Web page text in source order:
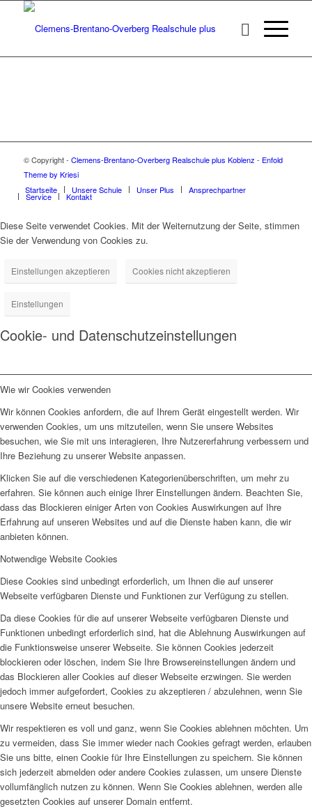
© Copyright - Clemens-Brentano-Overberg Realschule plus Koblenz - Enfold
Theme by Kriesi
Startseite
Unsere Schule Unser Plus Ansprechpartner
Service Kontakt
Diese Seite verwendet Cookies. Mit der Weiternutzung der Seite, stimmen
Sie der Verwendung von Cookies zu.
Einstellungen akzeptieren Cookies nicht akzeptieren
Einstellungen
Cookie- und Datenschutzeinstellungen
Wie wir Cookies verwenden
Wir können Cookies anfordern, die auf Ihrem Gerät eingestellt werden. Wir
verwenden Cookies, um uns mitzuteilen, wenn Sie unsere Websites
besuchen, wie Sie mit uns interagieren, Ihre Nutzererfahrung verbessern und
Ihre Beziehung zu unserer Website anpassen.
Klicken Sie auf die verschiedenen Kategorienüberschriften, um mehr zu
erfahren. Sie können auch einige Ihrer Einstellungen ändern. Beachten Sie,
dass das Blockieren einiger Arten von Cookies Auswirkungen auf Ihre
Erfahrung auf unseren Websites und auf die Dienste haben kann, die wir
anbieten können.
Notwendige Website Cookies
Diese Cookies sind unbedingt erforderlich, um Ihnen die auf unserer
Webseite verfügbaren Dienste und Funktionen zur Verfügung zu stellen.
Da diese Cookies für die auf unserer Webseite verfügbaren Dienste und
Funktionen unbedingt erforderlich sind, hat die Ablehnung Auswirkungen auf
die Funktionsweise unserer Webseite. Sie können Cookies jederzeit
blockieren oder löschen, indem Sie Ihre Browsereinstellungen ändern und
das Blockieren aller Cookies auf dieser Webseite erzwingen. Sie werden
jedoch immer aufgefordert, Cookies zu akzeptieren / abzulehnen, wenn Sie
unsere Website erneut besuchen.
Wir respektieren es voll und ganz, wenn Sie Cookies ablehnen möchten. Um
zu vermeiden, dass Sie immer wieder nach Cookies gefragt werden, erlauben
Sie uns bitte, einen Cookie für Ihre Einstellungen zu speichern. Sie können
sich jederzeit abmelden oder andere Cookies zulassen, um unsere Dienste
vollumfänglich nutzen zu können. Wenn Sie Cookies ablehnen, werden alle
gesetzten Cookies auf unserer Domain entfernt.